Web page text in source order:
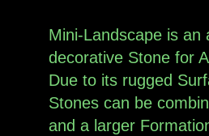
Mini-Landscape is an
decorative Stone for
Due to its rugged
Stones can be
and a larger